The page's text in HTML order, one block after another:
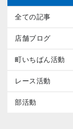
全ての記事
店舗ブログ
町いちばん活動
レース活動
部活動